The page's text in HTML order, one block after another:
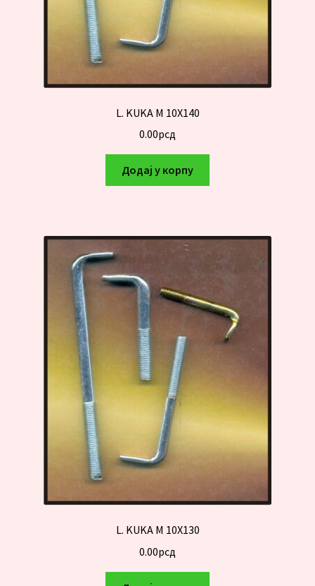
L. KUKA M 10X140
0.00рсд
Додај у корпу
L. KUKA M 10X130
0.00рсд